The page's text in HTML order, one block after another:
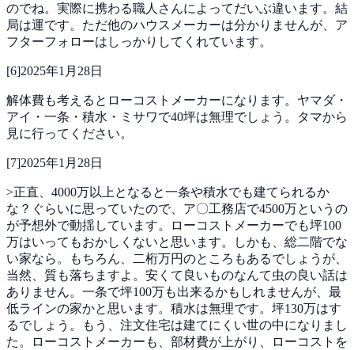
のでね。実際に携わる職人さんによってだいぶ違います。結
局は運です。ただ他のハウスメーカーは分かりませんが、ア
フターフォローはしっかりしてくれています。
[6]2025年1月28日
解体費も考えるとローコストメーカーになります。ヤマダ・
アイ・一条・積水・ミサワで40坪は無理でしょう。タマから
見に行ってください。
[7]2025年1月28日
>正直、4000万以上となると一条や積水でも建てられるか
な？ぐらいに思っていたので、ア〇工務店で4500万というの
が予想外で動揺しています。ローコストメーカーでも坪100
万はいってもおかしくないと思います。しかも、総二階でな
い家なら。もちろん、二桁万円のところもあるでしょうが、
当然、質も落ちますよ。安くて良いものなんて虫の良い話は
ありません。一条で坪100万も出来るかもしれませんが、最
低ラインの家かと思います。積水は無理です。坪130万はす
るでしょう。もう、注文住宅は建てにくい世の中になりまし
た。ローコストメーカーも、部材費が上がり、ローコストを